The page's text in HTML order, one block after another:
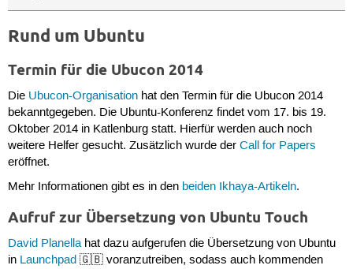
Rund um Ubuntu
Termin für die Ubucon 2014
Die Ubucon-Organisationhat den Termin für die Ubucon 2014
bekanntgegeben. Die Ubuntu-Konferenz findet vom 17. bis 19.
Oktober 2014 in Katlenburg statt. Hierfür werden auch noch
weitere Helfer gesucht. Zusätzlich wurde der Call for Papers
eröffnet.
Mehr Informationen gibt es in den beiden Ikhaya-Artikeln.
Aufruf zur Übersetzung von Ubuntu Touch
David Planellahat dazu aufgerufen die Übersetzung von Ubuntu
in Launchpad🇬🇧 voranzutreiben, sodass auch kommenden